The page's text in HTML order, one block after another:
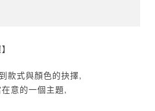
款式與顏色的抉擇,
意的一個主題,